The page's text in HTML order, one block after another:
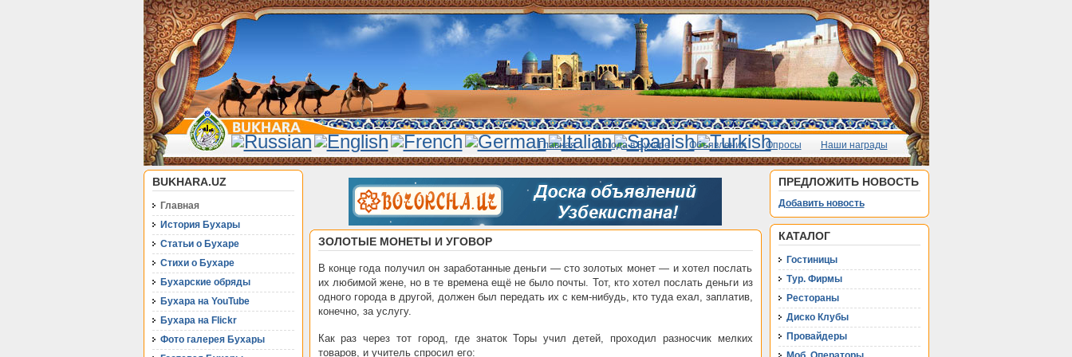
Главная Погода в Бухаре Объявления Опросы Наши награды
BUKHARA.UZ
Главная
История Бухары
Статьи о Бухаре
Стихи о Бухаре
Бухарские обряды
Бухара на YouTube
Бухара на Flickr
Фото галерея Бухары
ЗОЛОТЫЕ МОНЕТЫ И УГОВОР
В конце года получил он заработанные деньги — сто золотых монет — и хотел послать
их любимой жене, но в те времена ещё не было почты. Тот, кто хотел послать деньги из
одного города в другой, должен был передать их с кем-нибудь, кто туда ехал, заплатив,
конечно, за услугу.
Как раз через тот город, где знаток Торы учил детей, проходил разносчик мелких
товаров, и учитель спросил его:
ПРЕДЛОЖИТЬ НОВОСТЬ
Добавить новость
КАТАЛОГ
Гостиницы
Тур. Фирмы
Рестораны
Диско Клубы
Провайдеры